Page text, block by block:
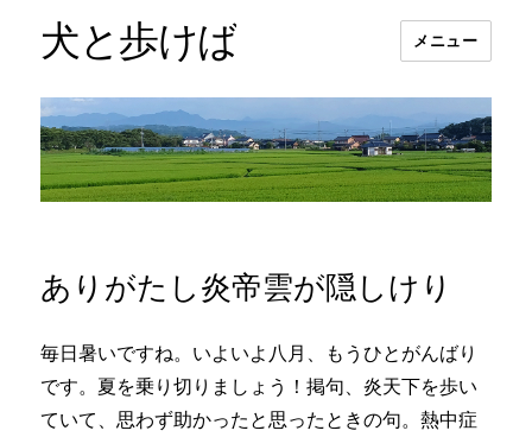
犬と歩けば メニュー
ありがたし炎帝雲が隠しけり
毎日暑いですね。いよいよ八月、もうひとがんばり
です。夏を乗り切りましょう！掲句、炎天下を歩い
ていて、思わず助かったと思ったときの句。熱中症